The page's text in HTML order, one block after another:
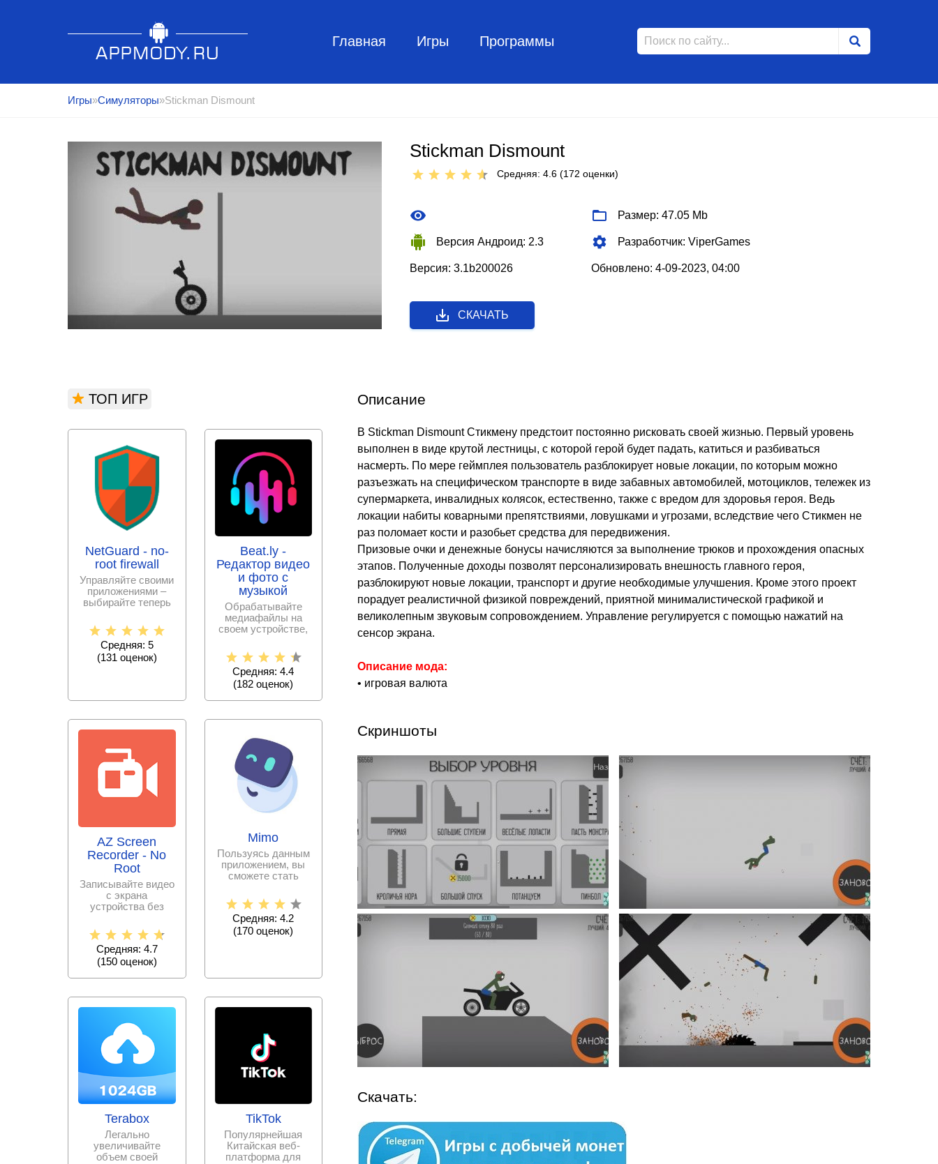
Главная Игры Программы
Игры»Симуляторы»Stickman Dismount
Stickman Dismount
Средняя: 4.6 (172 оценки)
Размер: 47.05 Mb
Версия Андроид: 2.3 Разработчик: ViperGames
Версия: 3.1b200026 Обновлено: 4-09-2023, 04:00
СКАЧАТЬ
Описание
В Stickman Dismount Стикмену предстоит постоянно рисковать своей жизнью. Первый уровень
выполнен в виде крутой лестницы, с которой герой будет падать, катиться и разбиваться
насмерть. По мере геймплея пользователь разблокирует новые локации, по которым можно
разъезжать на специфическом транспорте в виде забавных автомобилей, мотоциклов, тележек из
супермаркета, инвалидных колясок, естественно, также с вредом для здоровья героя. Ведь
локации набиты коварными препятствиями, ловушками и угрозами, вследствие чего Стикмен не
раз поломает кости и разобьет средства для передвижения.
Призовые очки и денежные бонусы начисляются за выполнение трюков и прохождения опасных
этапов. Полученные доходы позволят персонализировать внешность главного героя,
разблокируют новые локации, транспорт и другие необходимые улучшения. Кроме этого проект
порадует реалистичной физикой повреждений, приятной минималистической графикой и
великолепным звуковым сопровождением. Управление регулируется с помощью нажатий на
сенсор экрана.
Описание мода:
• игровая валюта
Скриншоты
Скачать:
ТОП ИГР
NetGuard - no-
root firewall
Управляйте своими
приложениями –
выбирайте теперь
разрешить
интернет –
Средняя: 5
(131 оценок)
Beat.ly -
Редактор видео
и фото с
музыкой
Обрабатывайте
медиафайлы на
своем устройстве,
музыкальное
Средняя: 4.4
(182 оценок)
AZ Screen
Recorder - No
Root
Записывайте видео
с экрана
устройства без
хорошем качестве.
Снимайте
Средняя: 4.7
(150оценок)
Mimo
Пользуясь данным
приложением, вы
сможете стать
сравнительно
Средняя: 4.2
(170 оценок)
Terabox
Легально
увеличивайте
объем своей
TikTok
Популярнейшая
Китайская веб-
платформа для